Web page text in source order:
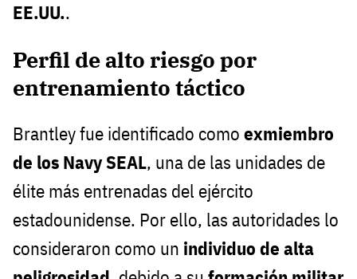
EE.UU..
Perfil de alto riesgo por
entrenamiento táctico
Brantley fue identificado como exmiembro
de los Navy SEAL, una de las unidades de
élite más entrenadas del ejército
estadounidense. Por ello, las autoridades lo
consideraron como un individuo de alta